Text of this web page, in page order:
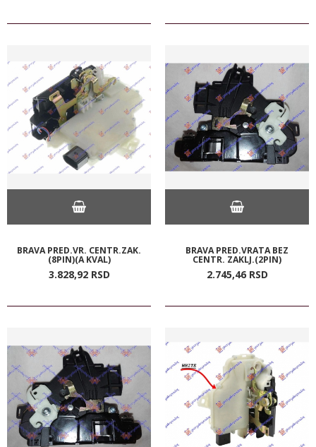
BRAVA PRED.VR. CENTR.ZAK.
(8PIN)(A KVAL)
3.828,92 RSD
BRAVA PRED.VRATA BEZ
CENTR. ZAKLJ.(2PIN)
2.745,46 RSD